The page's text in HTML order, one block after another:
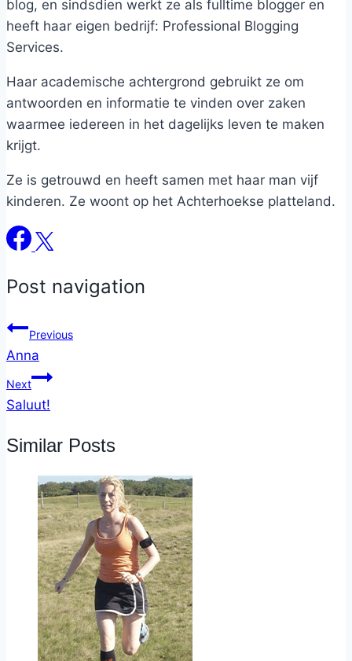
blog, en sindsdien werkt ze als fulltime blogger en
heeft haar eigen bedrijf: Professional Blogging
Services.
Haar academische achtergrond gebruikt ze om
antwoorden en informatie te vinden over zaken
waarmee iedereen in het dagelijks leven te maken
krijgt.
Ze is getrouwd en heeft samen met haar man vijf
kinderen. Ze woont op het Achterhoekse platteland.
Post navigation
Previous
Anna
Next
Saluut!
Similar Posts